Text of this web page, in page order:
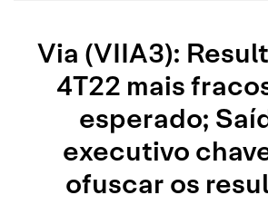
Via (VIIA3):
4T22 mais
esperado;
executivo
ofuscar os